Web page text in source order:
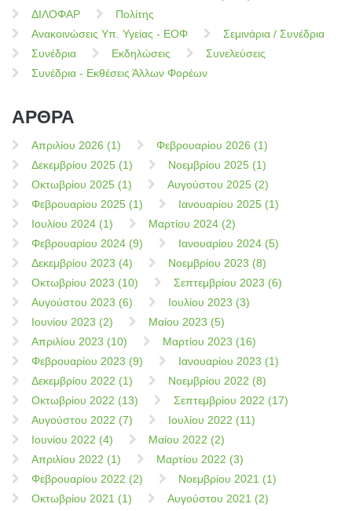
ΔΙΛΟΦΑΡ
Πολίτης
Ανακοινώσεις Υπ. Υγείας - ΕΟΦ
Σεμινάρια / Συνέδρια
Συνέδρια
Εκδηλώσεις
Συνελεύσεις
Συνέδρια - Εκθέσεις Άλλων Φορέων
ΑΡΘΡΑ
Απριλίου 2026 (1)
Φεβρουαρίου 2026 (1)
Δεκεμβρίου 2025 (1)
Νοεμβρίου 2025 (1)
Οκτωβρίου 2025 (1)
Αυγούστου 2025 (2)
Φεβρουαρίου 2025 (1)
Ιανουαρίου 2025 (1)
Ιουλίου 2024 (1)
Μαρτίου 2024 (2)
Φεβρουαρίου 2024 (9)
Ιανουαρίου 2024 (5)
Δεκεμβρίου 2023 (4)
Νοεμβρίου 2023 (8)
Οκτωβρίου 2023 (10)
Σεπτεμβρίου 2023 (6)
Αυγούστου 2023 (6)
Ιουλίου 2023 (3)
Ιουνίου 2023 (2)
Μαίου 2023 (5)
Απριλίου 2023 (10)
Μαρτίου 2023 (16)
Φεβρουαρίου 2023 (9)
Ιανουαρίου 2023 (1)
Δεκεμβρίου 2022 (1)
Νοεμβρίου 2022 (8)
Οκτωβρίου 2022 (13)
Σεπτεμβρίου 2022 (17)
Αυγούστου 2022 (7)
Ιουλίου 2022 (11)
Ιουνίου 2022 (4)
Μαίου 2022 (2)
Απριλίου 2022 (1)
Μαρτίου 2022 (3)
Φεβρουαρίου 2022 (2)
Νοεμβρίου 2021 (1)
Οκτωβρίου 2021 (1)
Αυγούστου 2021 (2)